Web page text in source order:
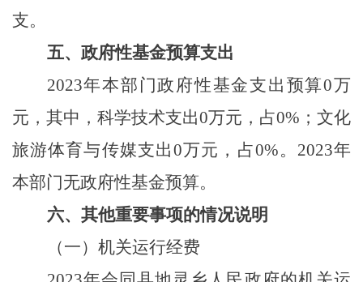
支。
五、政府性基金预算支出
2023年本部门政府性基金支出预算0万
元，其中，科学技术支出0万元，占0%；文化
旅游体育与传媒支出0万元，占0%。2023年
本部门无政府性基金预算。
六、其他重要事项的情况说明
（一）机关运行经费